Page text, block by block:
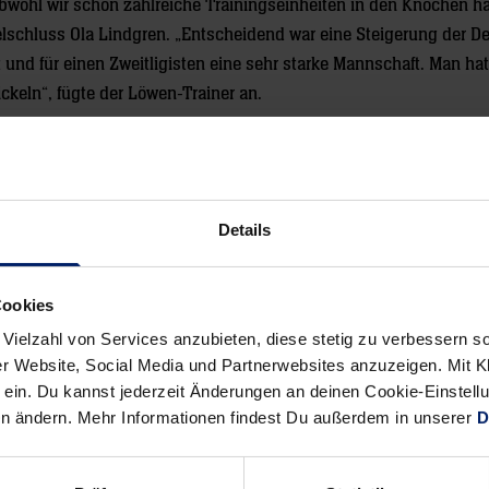
Details
von Services anzubieten, diese stetig zu verbessern
Website, Social Media und Partnerwebsites anzuzeigen. Mit
Du kannst jederzeit Änderungen an deinen Cookie-
ändern. Mehr Informationen findest Du außerdem in unserer
wir schon zahlreiche Trainingseinheiten in den Knochen
Ola Lindgren. „Entscheidend war eine Steigerung der
für einen Zweitligisten eine sehr starke Mannschaft. Man
fügte der Löwen-Trainer an.
weiter an seiner Mannschaft zu feilen. Bis Sonntag dauert
(2), Tkaczyk (3), Harbok, Bielecki (1), Stefánsson (2),
previous
News:
Grieche
mit
Alle News anzeigen
newst
News:
Löwen
präsentieren